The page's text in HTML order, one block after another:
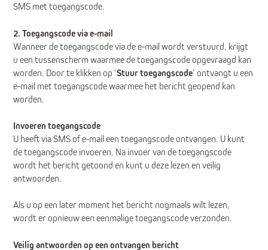
SMS met toegangscode.
2. Toegangscode via e-mail
Wanneer de toegangscode via de e-mail wordt verstuurd, krijgt
u een tussenscherm waarmee de toegangscode opgevraagd kan
worden. Door te klikken op ‘Stuur toegangscode’ ontvangt u een
e-mail met toegangscode waarmee het bericht geopend kan
worden.
Invoeren toegangscode
U heeft via SMS of e-mail een toegangscode ontvangen. U kunt
de toegangscode invoeren. Na invoer van de toegangscode
wordt het bericht getoond en kunt u deze lezen en veilig
antwoorden.
Als u op een later moment het bericht nogmaals wilt lezen,
wordt er opnieuw een eenmalige toegangscode verzonden.
Veilig antwoorden op een ontvangen bericht